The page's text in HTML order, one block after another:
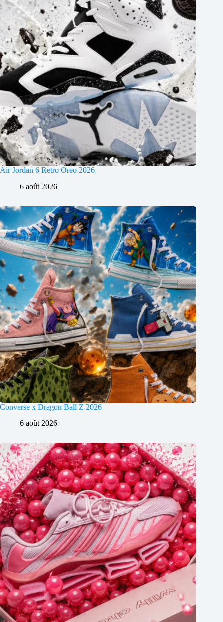
Air Jordan 6 Retro Oreo 2026
6 août 2026
Converse x Dragon Ball Z 2026
6 août 2026